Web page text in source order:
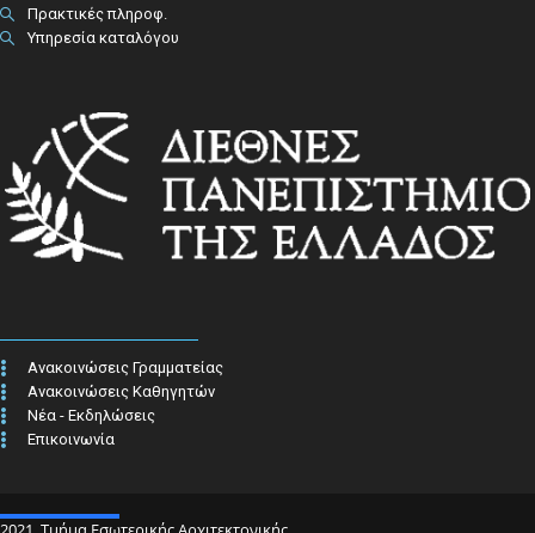
Πρακτικές πληροφ.​
Υπηρεσία καταλόγου
Ανακοινώσεις Γραμματείας
Ανακοινώσεις Καθηγητών
Νέα - Εκδηλώσεις
Επικοινωνία